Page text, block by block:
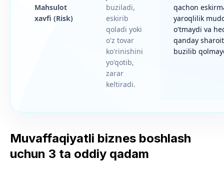
Mahsulot
xavfi (Risk)
buziladi,
eskirib
qoladi yoki
o'z tovar
ko'rinishini
yo'qotib,
zarar
keltiradi.
qachon
yaroqlilik
o'tmaydi va
qanday
buzilib
Muvaffaqiyatli biznes boshlash
uchun 3 ta oddiy qadam